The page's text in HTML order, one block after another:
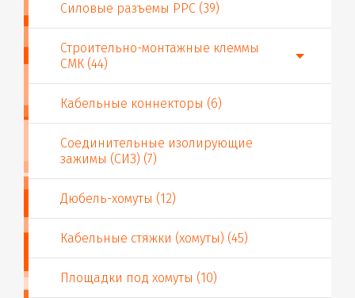
Силовые разъемы PPC (39)
Строительно-монтажные клеммы
СМК (44)
Кабельные коннекторы (6)
Соединительные изолирующие
зажимы (СИЗ) (7)
Дюбель-хомуты (12)
Кабельные стяжки (хомуты) (45)
Площадки под хомуты (10)